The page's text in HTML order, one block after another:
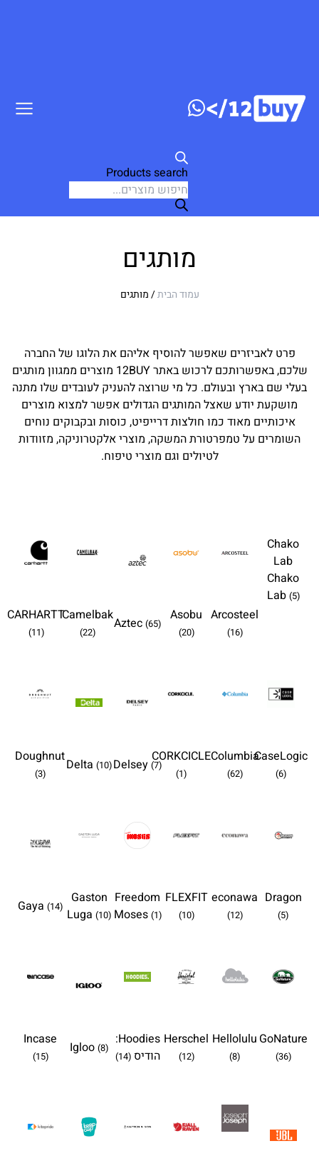
Products search
מותגים
עמוד הבית/ מותגים
פרט לאביזרים שאפשר להוסיף אליהם את הלוגו של החברה
שלכם, באפשרותכם לרכוש באתר 12BUY מוצרים ממגוון מותגים
בעלי שם בארץ ובעולם. כל מי שרוצה להעניק לעובדים שלו מתנה
מושקעת יודע שאצל המותגים הגדולים אפשר למצוא מוצרים
איכותיים מאוד כמו חולצות דרייפיט, כוסות ובקבוקים נוחים
השומרים על טמפרטורת המשקה, מוצרי אלקטרוניקה, מזוודות
לטיולים וגם מוצרי טיפוח.
Chako
Lab
Chako
Lab (5)
Arcosteel
(16)
Asobu
(20)
Aztec(65)
Camelbak
(22)
CARHARTT
(11)
CaseLogic
(6)
Columbia
(62)
CORKCICLE
(1)
Delsey(7)
Delta(10)
Doughnut
(3)
Dragon
(5)
econawa
(12)
FLEXFIT
(10)
Freedom
Moses (1)
Gaston
Luga(10)
Gaya(14)
GoNature
(36)
Hellolulu
(8)
Herschel
(12)
Hoodies:
הודיס(14)
Igloo(8)
Incase
(15)